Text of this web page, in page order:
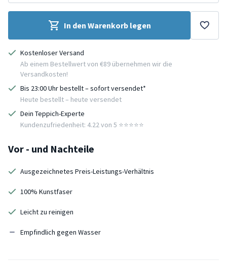
In den Warenkorb legen
Kostenloser Versand
Ab einem Bestellwert von €89 übernehmen wir die
Versandkosten!
Bis 23:00 Uhr bestellt – sofort versendet*
Heute bestellt – heute versendet
Dein Teppich-Experte
Kundenzufriedenheit: 4.22 von 5 ⭐️⭐️⭐️⭐️⭐️
Vor - und Nachteile
Ausgezeichnetes Preis-Leistungs-Verhältnis
100% Kunstfaser
Leicht zu reinigen
Empfindlich gegen Wasser